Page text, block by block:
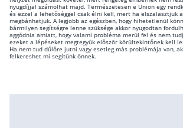
nyugdíjjal számolhat majd. Természetesen e Union egy
és ezzel a lehetőséggel csak élni kell, mert ha elszalasztjuk
megbánhatjuk. A legjobb az egészben, hogy hihetetlenül
bármilyen segítségre lenne szüksége akkor nyugodtan
aggódnia amiatt, hogy valami probléma merül fel és nem
ezeket a lépéseket megtegyük először körültekintőnek kell
Ha nem tud dűlőre jutni vagy esetleg más problémája van,
felkereshet mi segítünk önnek.